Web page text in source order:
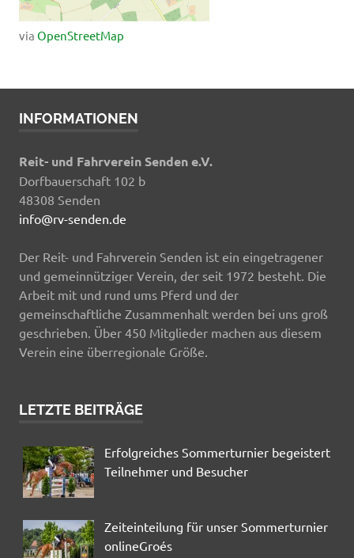
via OpenStreetMap
INFORMATIONEN
Reit- und Fahrverein Senden e.V.
Dorfbauerschaft 102 b
48308 Senden
info@rv-senden.de
Der Reit- und Fahrverein Senden ist ein eingetragener
und gemeinnütziger Verein, der seit 1972 besteht. Die
Arbeit mit und rund ums Pferd und der
gemeinschaftliche Zusammenhalt werden bei uns groß
geschrieben. Über 450 Mitglieder machen aus diesem
Verein eine überregionale Größe.
LETZTE BEITRÄGE
Erfolgreiches Sommerturnier begeistert
Teilnehmer und Besucher
Zeiteinteilung für unser Sommerturnier
onlineGroés